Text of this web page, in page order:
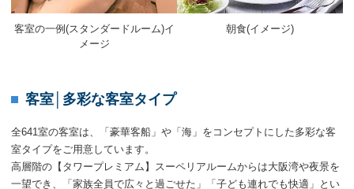
客室の一例(スタンダードルーム)イ
メージ
朝食(イメージ)
客室│多彩な客室タイプ
全641室の客室は、「豪華客船」や「海」をコンセプトにした多彩な客
室タイプをご用意しています。
高層階の【タワープレミアム】スーペリアルームからは大阪湾や夜景を
一望でき、「家族全員で広々と過ごせた」「子ども連れでも快適」とい